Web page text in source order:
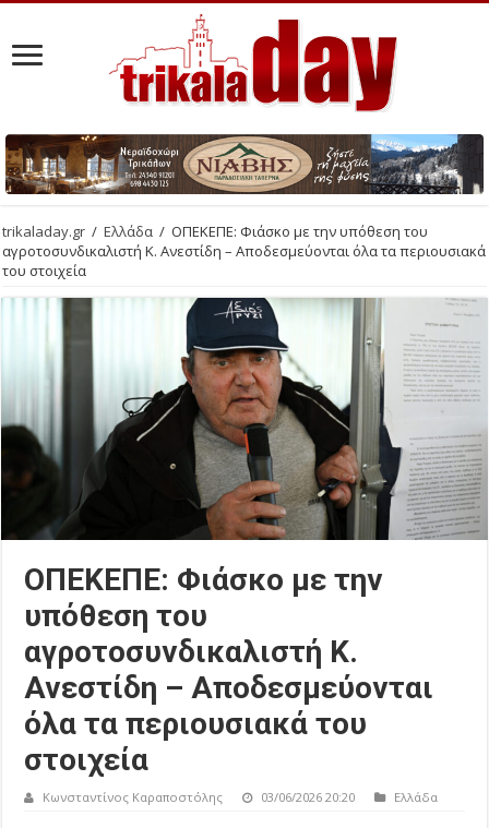
trikaladay.gr / Ελλάδα / ΟΠΕΚΕΠΕ: Φιάσκο με την υπόθεση του
αγροτοσυνδικαλιστή Κ. Ανεστίδη – Αποδεσμεύονται όλα τα περιουσιακά
του στοιχεία
ΟΠΕΚΕΠΕ: Φιάσκο με την
υπόθεση του
αγροτοσυνδικαλιστή Κ.
Ανεστίδη – Αποδεσμεύονται
όλα τα περιουσιακά του
στοιχεία
Κωνσταντίνος Καραποστόλης 03/06/2026 20:20 Ελλάδα